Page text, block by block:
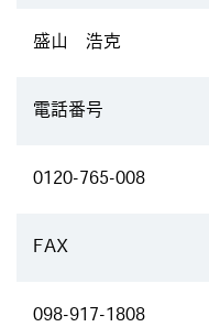
盛山 浩克
電話番号
0120-765-008
FAX
098-917-1808